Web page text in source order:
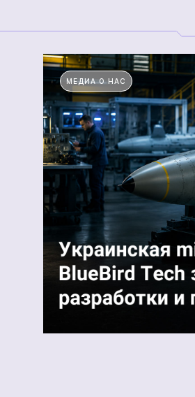
технические средства
Академия
МЕДИА О НАС